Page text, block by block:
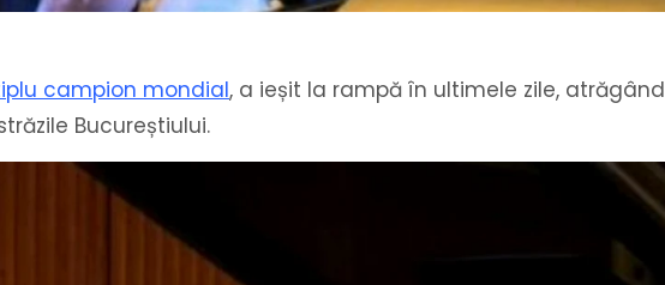
campion mondial, a ieșit la rampă în ultimele zile, atrăgând
Bucureștiului.